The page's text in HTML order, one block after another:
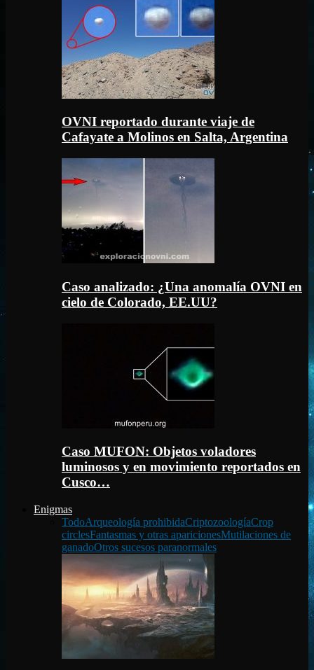
OVNI reportado durante viaje de
Cafayate a Molinos en Salta, Argentina
Caso analizado: ¿Una anomalía OVNI en
cielo de Colorado, EE.UU?
Caso MUFON: Objetos voladores
luminosos y en movimiento reportados en
Cusco…
Enigmas
TodoArqueología prohibidaCriptozoologíaCrop
circlesFantasmas y otras aparicionesMutilaciones de
ganadoOtros sucesos paranormales